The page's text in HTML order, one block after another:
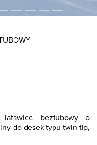
-
beztubowy o
do desek typu twin tip,